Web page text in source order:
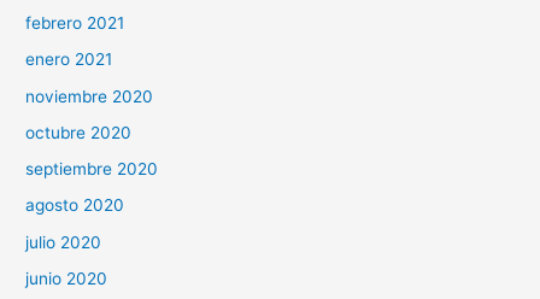
febrero 2021
enero 2021
noviembre 2020
octubre 2020
septiembre 2020
agosto 2020
julio 2020
junio 2020